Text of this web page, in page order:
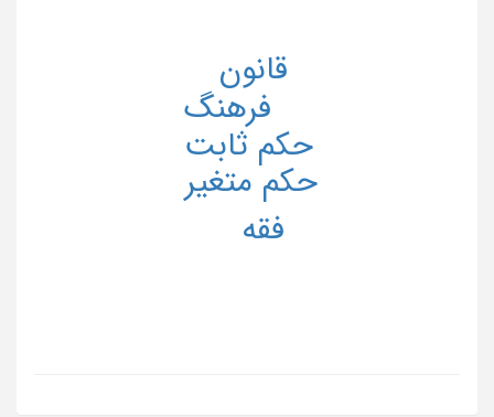
حکم ثابت
حکم متغیر
فرهنگ
فقه
قانون